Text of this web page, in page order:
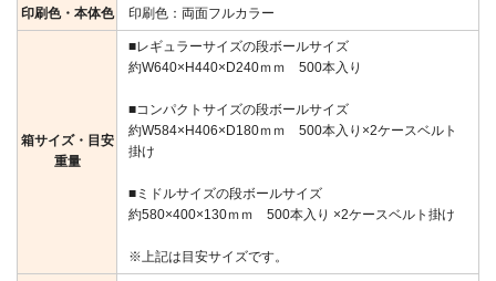
印刷色・本体色 印刷色：両面フルカラー
箱サイズ・目安
重量
■レギュラーサイズの段ボールサイズ
約W640×H440×D240ｍｍ 500本入り
■コンパクトサイズの段ボールサイズ
約W584×H406×D180ｍｍ 500本入り×2ケースベルト
掛け
■ミドルサイズの段ボールサイズ
約580×400×130ｍｍ 500本入り ×2ケースベルト掛け
※上記は目安サイズです。